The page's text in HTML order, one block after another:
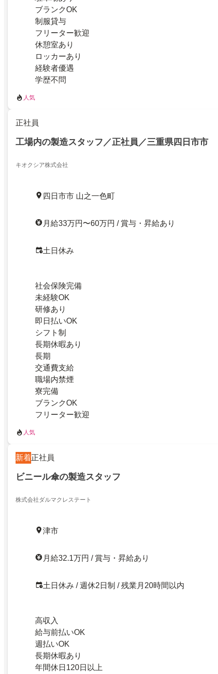
ブランクOK
制服貸与
フリーター歓迎
休憩室あり
ロッカーあり
経験者優遇
学歴不問
人気
正社員
工場内の製造スタッフ／正社員／三重県四日市市
キオクシア株式会社
四日市市 山之一色町
月給33万円〜60万円 / 賞与・昇給あり
土日休み
社会保険完備
未経験OK
研修あり
即日払いOK
シフト制
長期休暇あり
長期
交通費支給
職場内禁煙
寮完備
ブランクOK
フリーター歓迎
人気
新着正社員
ビニール傘の製造スタッフ
株式会社ダルマクレステート
津市
月給32.1万円 / 賞与・昇給あり
土日休み / 週休2日制 / 残業月20時間以内
高収入
給与前払いOK
週払いOK
長期休暇あり
年間休日120日以上